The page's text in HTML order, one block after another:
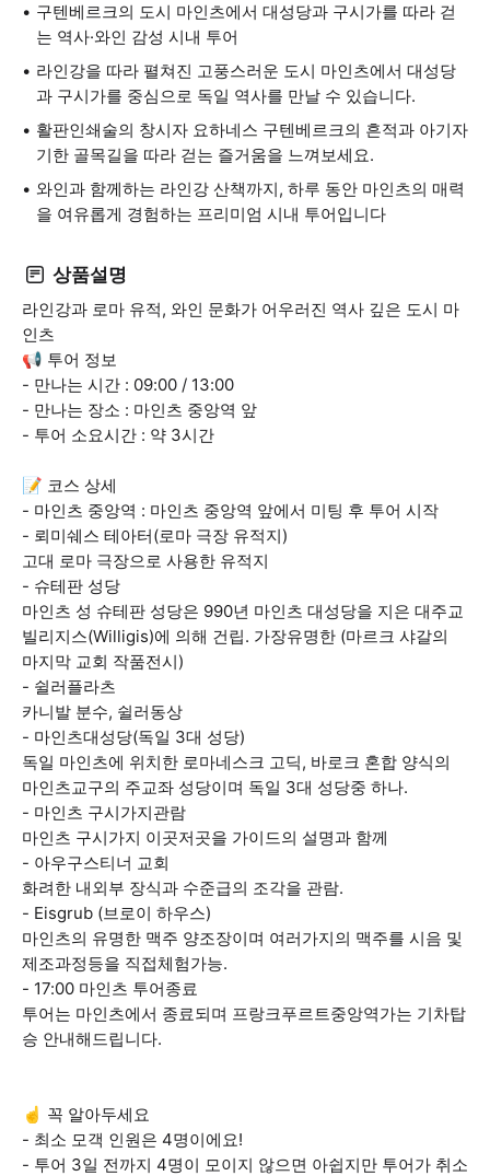
구텐베르크의 도시 마인츠에서 대성당과 구시가를 따라 걷
는 역사·와인 감성 시내 투어
라인강을 따라 펼쳐진 고풍스러운 도시 마인츠에서 대성당
과 구시가를 중심으로 독일 역사를 만날 수 있습니다.
활판인쇄술의 창시자 요하네스 구텐베르크의 흔적과 아기자
기한 골목길을 따라 걷는 즐거움을 느껴보세요.
와인과 함께하는 라인강 산책까지, 하루 동안 마인츠의 매력
을 여유롭게 경험하는 프리미엄 시내 투어입니다
상품설명
라인강과 로마 유적, 와인 문화가 어우러진 역사 깊은 도시 마
인츠
📢 투어 정보
- 만나는 시간 : 09:00 / 13:00
- 만나는 장소 : 마인츠 중앙역 앞
- 투어 소요시간 : 약 3시간
📝 코스 상세
- 마인츠 중앙역 : 마인츠 중앙역 앞에서 미팅 후 투어 시작
- 뢰미쉐스 테아터(로마 극장 유적지)
고대 로마 극장으로 사용한 유적지
- 슈테판 성당
마인츠 성 슈테판 성당은 990년 마인츠 대성당을 지은 대주교
빌리지스(Willigis)에 의해 건립. 가장유명한 (마르크 샤갈의
마지막 교회 작품전시)
- 쉴러플라츠
카니발 분수, 쉴러동상
- 마인츠대성당(독일 3대 성당)
독일 마인츠에 위치한 로마네스크 고딕, 바로크 혼합 양식의
마인츠교구의 주교좌 성당이며 독일 3대 성당중 하나.
- 마인츠 구시가지관람
마인츠 구시가지 이곳저곳을 가이드의 설명과 함께
- 아우구스티너 교회
화려한 내외부 장식과 수준급의 조각을 관람.
- Eisgrub (브로이 하우스)
마인츠의 유명한 맥주 양조장이며 여러가지의 맥주를 시음 및
제조과정등을 직접체험가능.
- 17:00 마인츠 투어종료
투어는 마인츠에서 종료되며 프랑크푸르트중앙역가는 기차탑
승 안내해드립니다.
☝️ 꼭 알아두세요
- 최소 모객 인원은 4명이에요!
- 투어 3일 전까지 4명이 모이지 않으면 아쉽지만 투어가 취소